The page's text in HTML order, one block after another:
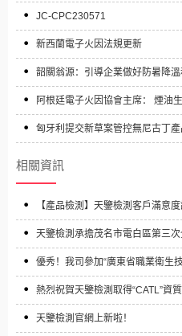
JC-CPC230571
新西蘭電子火因法規更新
韶關翁源：引導企業做好防暑降
阿根廷電子火因協會主席： 煙油
匈牙利提交新草案管控無尼古丁產
相關資訊
【產品檢測】天鑒檢測客戶滿意
天鑒檢測承擔茂名市電白區第三
優秀！我司參加“廣東省職業衛生
熱烈祝賀天鑒檢測取得“CATL”資
天鑒檢測官網上新啦！